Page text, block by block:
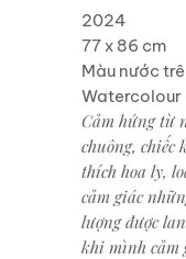
2024
77 x 86 cm
Màu nước
Watercolour
Cảm hứng từ
chuông, chiếc
thích hoa ly,
cảm giác
lượng được
khi mình cảm